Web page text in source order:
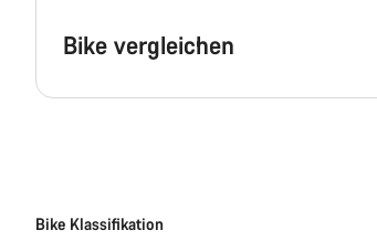
Bike vergleichen
Bike Klassifikation